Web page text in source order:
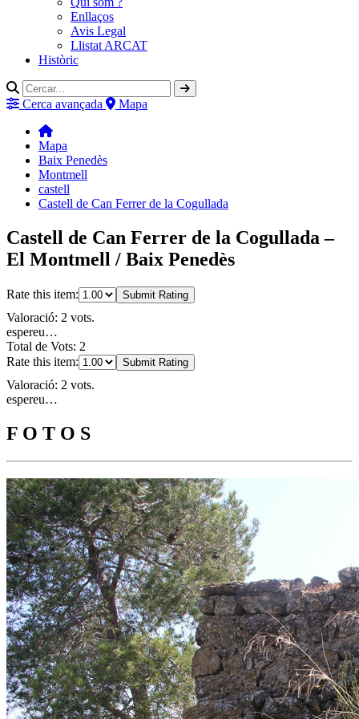
Enllaços
Avis Legal
Llistat ARCAT
Històric
Cerca avançada Mapa
Mapa
Baix Penedès
Montmell
castell
Castell de Can Ferrer de la Cogullada
Castell de Can Ferrer de la Cogullada –
El Montmell / Baix Penedès
Rate this item: Submit Rating
Valoració: 2 vots.
espereu…
Total de Vots: 2
Rate this item:
Submit Rating
Valoració: 2 vots.
espereu…
F O T O S